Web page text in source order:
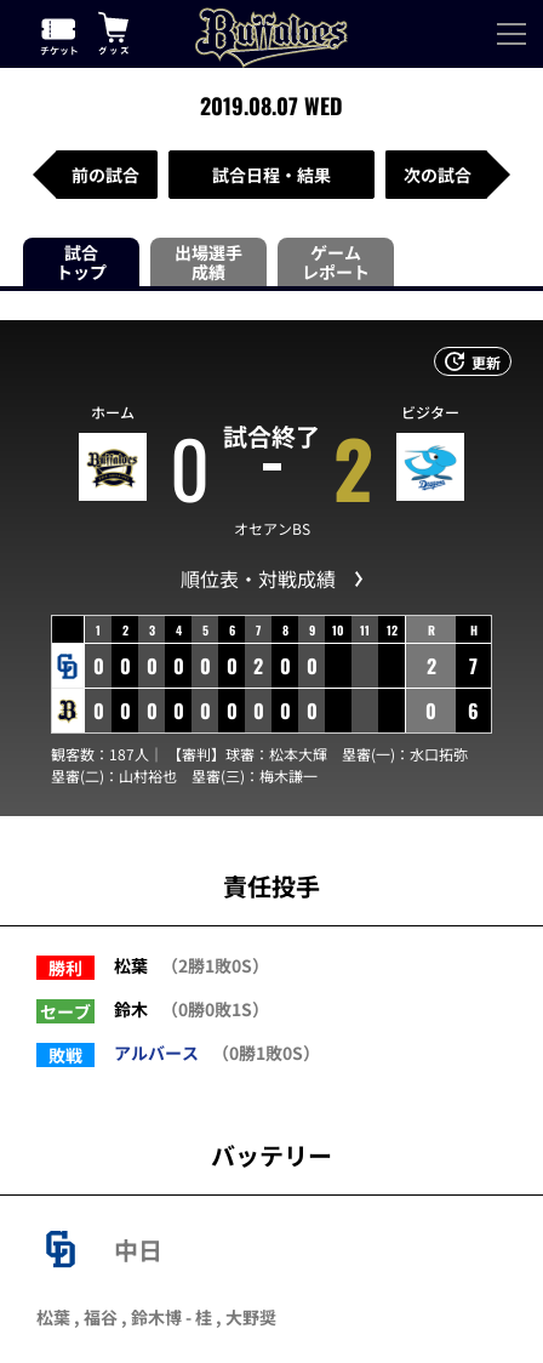
2019.08.07 WED
前の試合 試合日程・結果 次の試合
試合
トップ
出場選手
成績
ゲーム
レポート
更新
試合終了
ホーム 0 2 ビジター
オセアンBS
順位表・対戦成績
1 2 3 4 5 6 7 8 9 10 11 12
0 0 0 0 0 0 2 0 0
0 0 0 0 0 0 0 0 0
R H
2
7
0
6
観客数：187人｜ 【審判】球審： 松本大輝 塁審(一)： 水口拓弥
塁審(二)： 山村裕也 塁審(三)： 梅木謙一
責任投手
勝利 松葉
（2勝1敗0S）
セーブ
鈴木
（0勝0敗1S）
敗戦
アルバース （0勝1敗0S）
バッテリー
中日
松葉 , 福谷 , 鈴木博 - 桂 , 大野奨